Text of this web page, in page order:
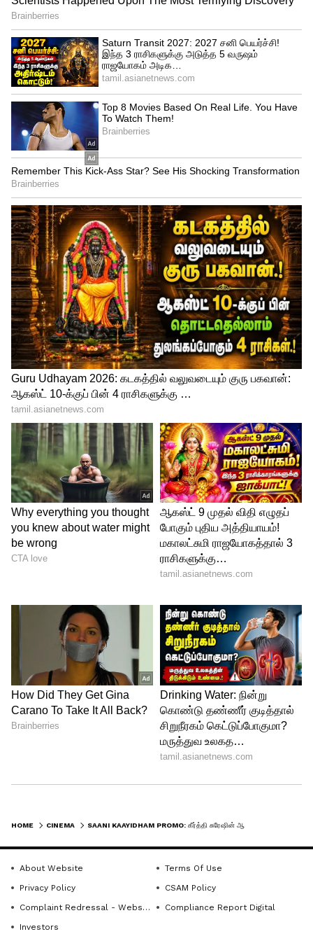
இந்த படத்தின் அதிரடியான ட்ரைலர்
வெளியாகி படத்தின் மீதான
எதிர்பார்ப்பினை எகிற வைத்துள்ளது. பட
ரிலீஸ் நெருங்கி வரும் வேளையில்
தற்போது ஒரு புது அதிரடியான ப்ரோமோ
வீடியோவை படக்குழு வெளியிட்டுள்ளனர்.
மேலும் படிக்க....Ajith: அஜித் 51-வது
பிறந்த நாளில் வாழ்த்துடன், 'AK62'
அப்டேட் கொடுத்த விக்னேஷ்
சிவன்..என்ன சொன்னார் தெரியுமா?
ஆக்ரோஷத்துடன் கீர்த்தி சுரேஷ்?
இந்த ப்ரமோவில் கீர்த்தி சுரேஷ் ,
கைகளைக் கொண்டு வெட்டுவது போன்று
பழிவாங்கும் வெறி, ஆக்ரோஷம், கண்களில்
செல்வராகவனுக்கு இது முதல் படம்
போன்று தெரியவில்லை. ஏனெனில்,
மிரட்டல் காட்டியுள்ளார். தற்போது, இந்த பட
விமர்சனங்களுக்கு அமைச்சர்
அருண்ராஜ் காரசார பதிலடி!
HOME CINEMA
About Website
Terms Of Use
Privacy Policy
CSAM Policy
Complaint Redressal - Website
Compliance Report Digital
Investors